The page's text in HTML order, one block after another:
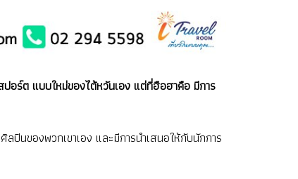
ปอร์ต แบบใหม่ของไต้หวันเอง แต่ที่ฮือฮาคือ มีการ
นของพวกเขาเอง และมีการนำเสนอให้กับนักการ